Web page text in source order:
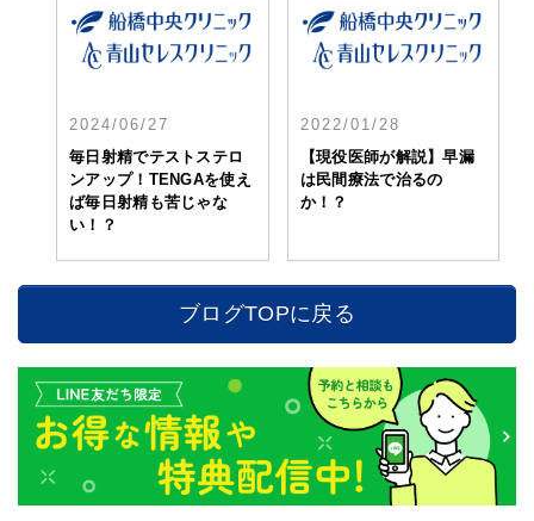
2024/06/27
毎日射精でテストステロ
ンアップ！TENGAを使え
ば毎日射精も苦じゃな
い！？
2022/01/28
【現役医師が解説】早漏
は民間療法で治るの
か！？
ブログTOPに戻る